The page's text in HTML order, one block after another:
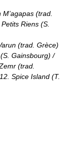
(trad.
Riens (S.
(trad. Grèce)
Gainsbourg) /
(trad.
Spice Island (T.